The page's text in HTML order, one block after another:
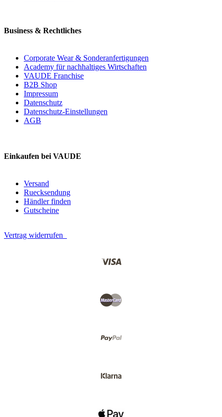
Business & Rechtliches
Corporate Wear & Sonderanfertigungen
Academy für nachhaltiges Wirtschaften
VAUDE Franchise
B2B Shop
Impressum
Datenschutz
Datenschutz-Einstellungen
AGB
Einkaufen bei VAUDE
Versand
Ruecksendung
Händler finden
Gutscheine
Vertrag widerrufen